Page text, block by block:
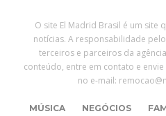
O site El Madrid Brasil é um site
notícias. A responsabilidade
terceiros e parceiros da
conteúdo, entre em contato e
no e-mail:
MÚSICA NEGÓCIOS